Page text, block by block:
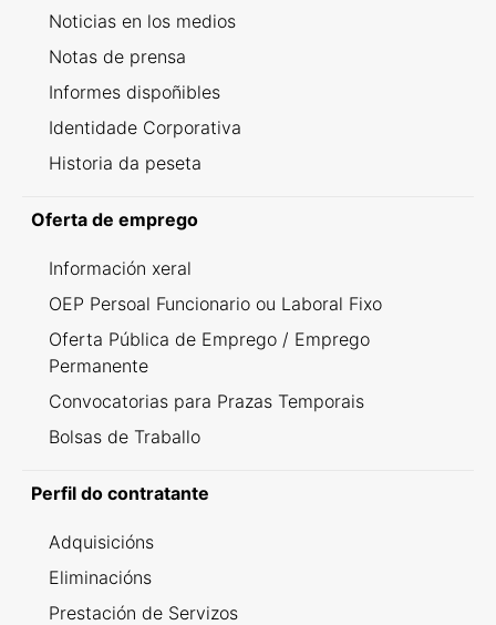
Noticias en los medios
Notas de prensa
Informes dispoñibles
Identidade Corporativa
Historia da peseta
Oferta de emprego
Información xeral
OEP Persoal Funcionario ou Laboral Fixo
Oferta Pública de Emprego / Emprego
Permanente
Convocatorias para Prazas Temporais
Bolsas de Traballo
Perfil do contratante
Adquisicións
Eliminacións
Prestación de Servizos